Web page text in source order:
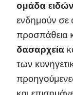
ομάδα
ενδημούν σε
προσπάθεια
δασαρχεία
των